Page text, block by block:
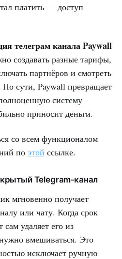
платить — доступ
телеграм канала Paywall
создавать разные тарифы,
партнёров и смотреть
сути, Paywall превращает
систему
приносит деньги.
со всем функционалом
по этой ссылке.
Telegram‑канал
мгновенно получает
или чату. Когда срок
сам удаляет его из
вмешиваться. Это
исключает ручную